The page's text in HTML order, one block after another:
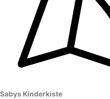
Sabys Kinderkiste